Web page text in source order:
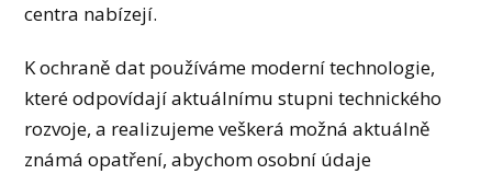
centra nabízejí.
K ochraně dat používáme moderní technologie,
které odpovídají aktuálnímu stupni technického
rozvoje, a realizujeme veškerá možná aktuálně
známá opatření, abychom osobní údaje